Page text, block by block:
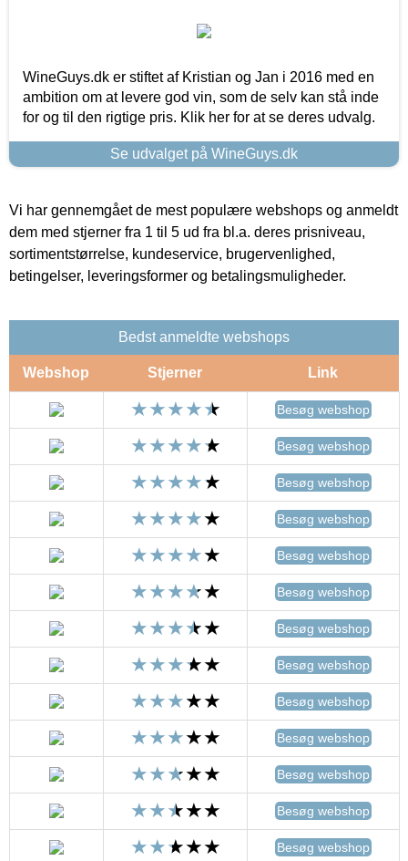
WineGuys.dk er stiftet af Kristian og Jan i 2016 med en
ambition om at levere god vin, som de selv kan stå inde
for og til den rigtige pris. Klik her for at se deres udvalg.
Se udvalget på WineGuys.dk
Vi har gennemgået de mest populære webshops og anmeldt
dem med stjerner fra 1 til 5 ud fra bl.a. deres prisniveau,
sortimentstørrelse, kundeservice, brugervenlighed,
betingelser, leveringsformer og betalingsmuligheder.
Bedst anmeldte webshops
Webshop Stjerner Link
Besøg webshop
Besøg webshop
Besøg webshop
Besøg webshop
Besøg webshop
Besøg webshop
Besøg webshop
Besøg webshop
Besøg webshop
Besøg webshop
Besøg webshop
Besøg webshop
Besøg webshop